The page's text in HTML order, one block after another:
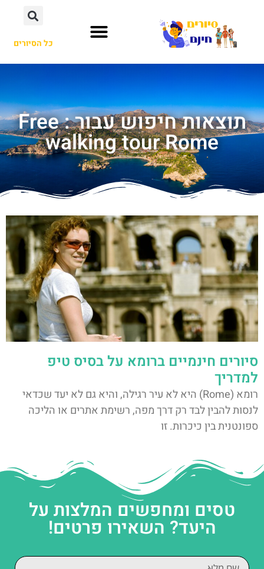
כל הסיורים
תוצאות חיפוש עבור : Free
walking tour Rome
סיורים חינמיים ברומא על בסיס טיפ
למדריך
רומא (Rome) היא לא עיר רגילה, והיא גם לא יעד שכדאי
לנסות להבין לבד רק דרך מפה, רשימת אתרים או הליכה
ספונטנית בין כיכרות. זו
טסים ומחפשים המלצות על
היעד? השאירו פרטים!